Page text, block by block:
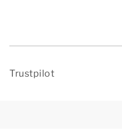
Trustpilot